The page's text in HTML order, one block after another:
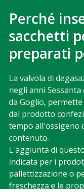
Perché
sacchetti
preparati
La valvola di
negli anni
da Goglio,
dal prodotto
tempo all'ossigeno
contenuto.
L'aggiunta di
indicata per i
pallettizzazione o
freschezza e le